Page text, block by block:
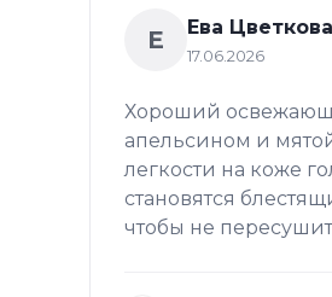
Е Ева Цветкова
17.06.2026
Хороший
апельсином и
легкости на коже
становятся
чтобы не